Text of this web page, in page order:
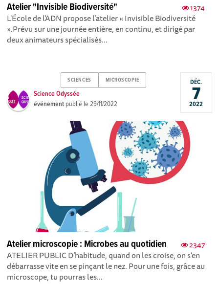
1374
Atelier "Invisible Biodiversité"
L'École de l'ADN propose l’atelier « Invisible Biodiversité
».Prévu sur une journée entière, en continu, et dirigé par
deux animateurs spécialisés...
SCIENCES MICROSCOPIE
Science Odyssée
événement publié le29/11/2022
DÉC.
7
2022
2347
Atelier microscopie : Microbes au quotidien
ATELIER PUBLIC D’habitude, quand on les croise, on s’en
débarrasse vite en se pinçant le nez. Pour une fois, grâce au
microscope, tu pourras les...